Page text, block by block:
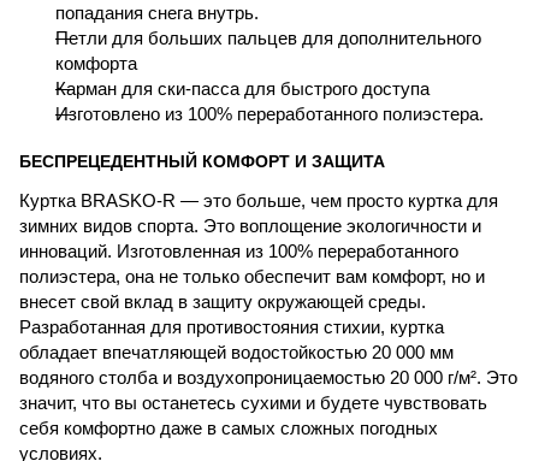
попадания снега внутрь.
Петли для больших пальцев для дополнительного
комфорта
Карман для ски-пасса для быстрого доступа
Изготовлено из 100% переработанного полиэстера.
БЕСПРЕЦЕДЕНТНЫЙ КОМФОРТ И ЗАЩИТА
Куртка BRASKO-R — это больше, чем просто куртка для
зимних видов спорта. Это воплощение экологичности и
инноваций. Изготовленная из 100% переработанного
полиэстера, она не только обеспечит вам комфорт, но и
внесет свой вклад в защиту окружающей среды.
Разработанная для противостояния стихии, куртка
обладает впечатляющей водостойкостью 20 000 мм
водяного столба и воздухопроницаемостью 20 000 г/м². Это
значит, что вы останетесь сухими и будете чувствовать
себя комфортно даже в самых сложных погодных
условиях.